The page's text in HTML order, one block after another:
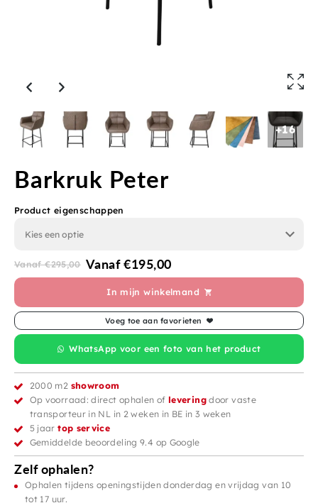
+16
Barkruk Peter
Product eigenschappen
Vanaf€295,00 Vanaf€195,00
In mijn winkelmand
Voeg toe aan favorieten
WhatsApp voor een foto van het product
2000 m2 showroom
Op voorraad: direct ophalen ofleveringdoor vaste
transporteur in NL in 2 weken in BE in 3 weken
5 jaartop service
Gemiddelde beoordeling 9.4 op Google
Zelf ophalen?
Ophalen tijdens openingstijden donderdag en vrijdag van 10
tot 17 uur.